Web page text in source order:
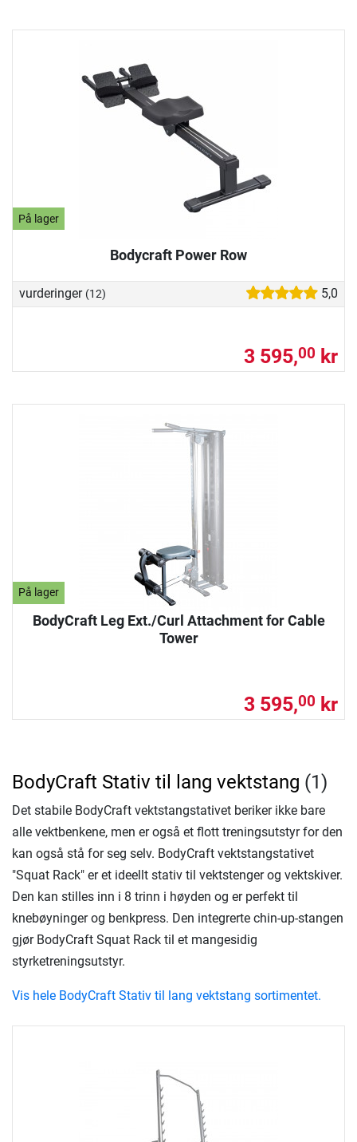
På lager
Bodycraft Power Row
vurderinger (12) 5,0
3 595,00 kr
På lager
BodyCraft Leg Ext./Curl Attachment for Cable
Tower
3 595,00 kr
BodyCraft Stativ til lang vektstang (1)
Det stabile BodyCraft vektstangstativet beriker ikke bare
alle vektbenkene, men er også et flott treningsutstyr for den
kan også stå for seg selv. BodyCraft vektstangstativet
"Squat Rack" er et ideellt stativ til vektstenger og vektskiver.
Den kan stilles inn i 8 trinn i høyden og er perfekt til
knebøyninger og benkpress. Den integrerte chin-up-stangen
gjør BodyCraft Squat Rack til et mangesidig
styrketreningsutstyr.
Vis hele BodyCraft Stativ til lang vektstang sortimentet.